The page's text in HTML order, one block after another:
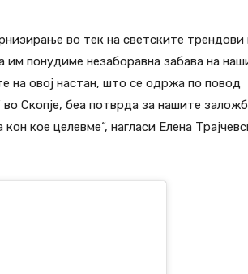
во тек на светските трендови
понудиме незаборавна забава на
на овој настан, што се одржа по повод
Скопје, беа потврда за нашите
кое целевме“, нагласи Елена